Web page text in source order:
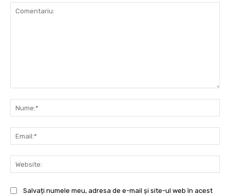
Salvați numele meu, adresa de e-mail și site-ul web în acest